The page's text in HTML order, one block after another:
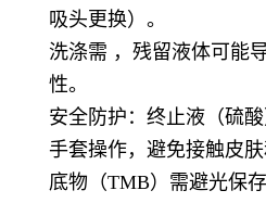
吸头更换）。
洗涤需 ，残留液体可能
性。
安全防护：终止液（硫
手套操作，避免接触皮肤
底物（TMB）需避光保